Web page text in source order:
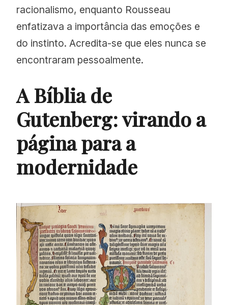
racionalismo, enquanto Rousseau
enfatizava a importância das emoções e
do instinto. Acredita-se que eles nunca se
encontraram pessoalmente.
A Bíblia de
Gutenberg: virando a
página para a
modernidade